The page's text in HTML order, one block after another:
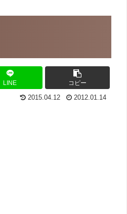
LINE コピー
2015.04.12 2012.01.14